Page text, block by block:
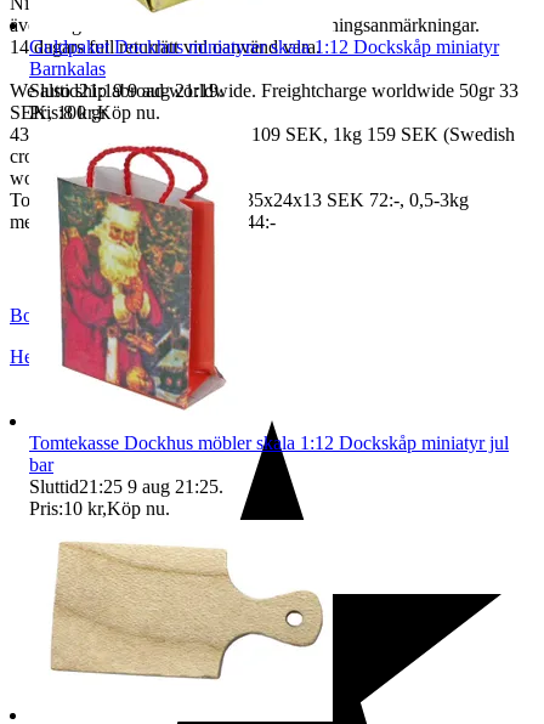
även fråga om faktura om ni inte har betalningsanmärkningar.
14 dagars full returrätt vid oanvänd vara.
We also ship abroad worldwide. Freightcharge worldwide 50gr 33
SEK, 100 gr
43 SEK, 250gr 85 SEK, 0,5kg 109 SEK, 1kg 159 SEK (Swedish
crown
worldwide price freight)
To Denmark 0,5-3kg measure 35x24x13 SEK 72:-, 0,5-3kg
measure 40x40x140cm SEK 144:-
BoutiqueNo9
Helsingborg, Sverige
Guldpaket Dockhus miniatyrer skala 1:12 Dockskåp miniatyr
Barnkalas
Sluttid21:19 9 aug 21:19.
Pris:8 kr,Köp nu.
Tomtekasse Dockhus möbler skala 1:12 Dockskåp miniatyr jul
bar
Sluttid21:25 9 aug 21:25.
Pris:10 kr,Köp nu.